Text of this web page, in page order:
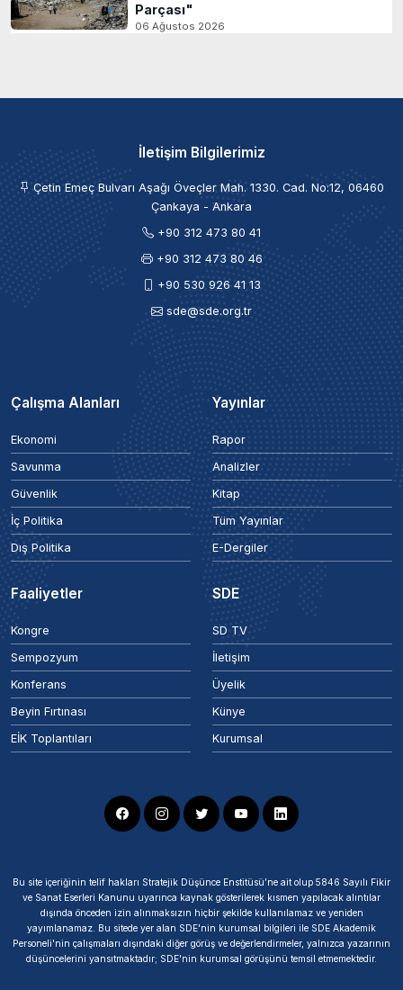
Parçası"
06 Ağustos 2026
İletişim Bilgilerimiz
Çetin Emeç Bulvarı Aşağı Öveçler Mah. 1330. Cad. No:12, 06460
Çankaya - Ankara
+90 312 473 80 41
+90 312 473 80 46
+90 530 926 41 13
sde@sde.org.tr
Çalışma Alanları
Ekonomi
Savunma
Güvenlik
İç Politika
Dış Politika
Yayınlar
Rapor
Analizler
Kitap
Tüm Yayınlar
E-Dergiler
Faaliyetler
Kongre
Sempozyum
Konferans
Beyin Fırtınası
EİK Toplantıları
SDE
SD TV
İletişim
Üyelik
Künye
Kurumsal
Bu site içeriğinin telif hakları Stratejik Düşünce Enstitüsü’ne ait olup 5846 Sayılı Fikir
ve Sanat Eserleri Kanunu uyarınca kaynak gösterilerek kısmen yapılacak alıntılar
dışında önceden izin alınmaksızın hiçbir şekilde kullanılamaz ve yeniden
yayımlanamaz. Bu sitede yer alan SDE'nin kurumsal bilgileri ile SDE Akademik
Personeli'nin çalışmaları dışındaki diğer görüş ve değerlendirmeler, yalnızca yazarının
düşüncelerini yansıtmaktadır; SDE'nin kurumsal görüşünü temsil etmemektedir.